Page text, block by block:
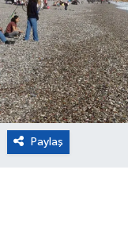
Paylaş
Sağlık
Magazin
Turizm
Çevre